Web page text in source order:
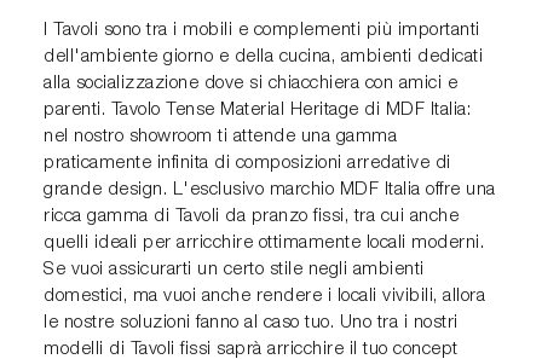
I Tavoli sono tra i mobili e complementi più importanti
dell'ambiente giorno e della cucina, ambienti dedicati
alla socializzazione dove si chiacchiera con amici e
parenti. Tavolo Tense Material Heritage di MDF Italia:
nel nostro showroom ti attende una gamma
praticamente infinita di composizioni arredative di
grande design. L'esclusivo marchio MDF Italia offre una
ricca gamma di Tavoli da pranzo fissi, tra cui anche
quelli ideali per arricchire ottimamente locali moderni.
Se vuoi assicurarti un certo stile negli ambienti
domestici, ma vuoi anche rendere i locali vivibili, allora
le nostre soluzioni fanno al caso tuo. Uno tra i nostri
modelli di Tavoli fissi saprà arricchire il tuo concept